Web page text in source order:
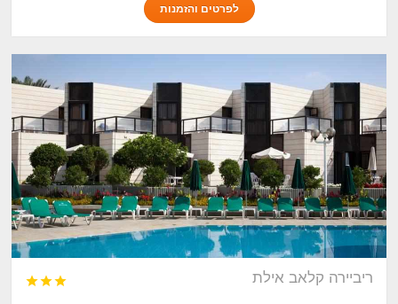
לפרטים והזמנות
ריביירה קלאב אילת 

